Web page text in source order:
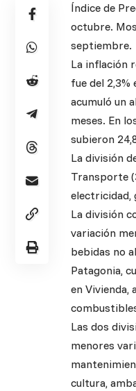
Índice de
octubre.
septiembre.
La inflación
fue del
acumuló un
meses. En
subieron
La división
Transporte
electricidad,
La división
variación
bebidas no
Patagonia,
en Vivienda,
Las dos
menores
cultura,